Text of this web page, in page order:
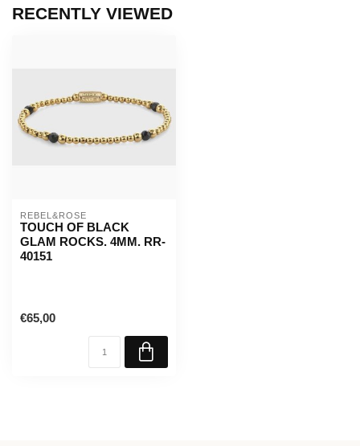
RECENTLY VIEWED
REBEL&ROSE
TOUCH OF BLACK
GLAM ROCKS. 4MM. RR-
40151
€65,00